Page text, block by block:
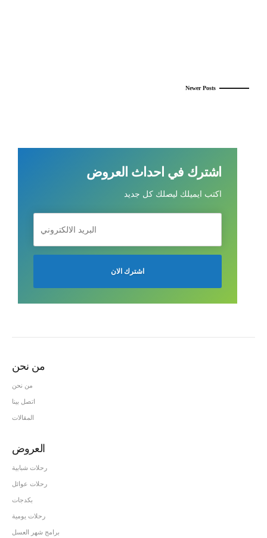
Newer Posts
اشترك في احداث العروض
اكتب ايميلك ليصلك كل جديد
من نحن
من نحن
اتصل بينا
المقالات
العروض
رحلات شبابية
رحلات عوائل
بكدجات
رحلات يومية
برامج شهر العسل